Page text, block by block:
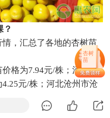
杏树
苗
？
，汇总了各地的杏树苗
格为7.94元/株；河北张
元/株；河北沧州市沧
州市的杏树苗价格为14.45